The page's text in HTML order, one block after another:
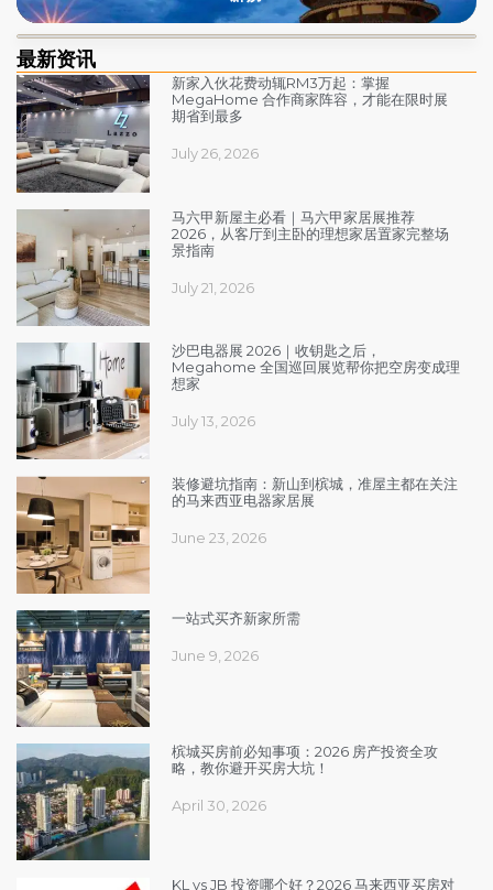
最新资讯​
新家入伙花费动辄RM3万起：掌握
MegaHome 合作商家阵容，才能在限时展
期省到最多
July 26, 2026
马六甲新屋主必看｜马六甲家居展推荐
2026，从客厅到主卧的理想家居置家完整场
景指南
July 21, 2026
沙巴电器展 2026｜收钥匙之后，
Megahome 全国巡回展览帮你把空房变成理
想家
July 13, 2026
装修避坑指南：新山到槟城，准屋主都在关注
的马来西亚电器家居展
June 23, 2026
一站式买齐新家所需
June 9, 2026
槟城买房前必知事项：2026 房产投资全攻
略，教你避开买房大坑！
April 30, 2026
KL vs JB 投资哪个好？2026 马来西亚买房对